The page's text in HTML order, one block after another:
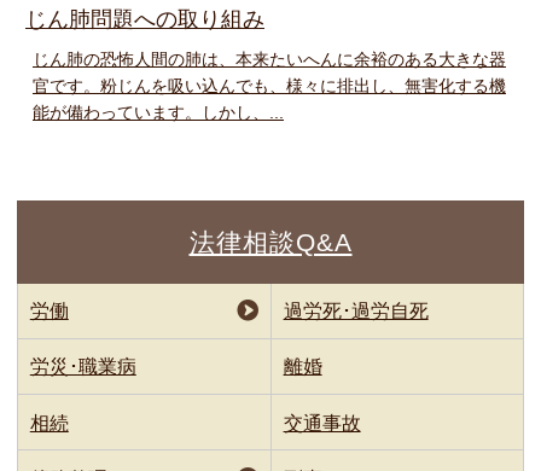
じん肺問題への取り組み
じん肺の恐怖人間の肺は、本来たいへんに余裕のある大きな器
官です。粉じんを吸い込んでも、様々に排出し、無害化する機
能が備わっています。しかし、...
法律相談Q&A
労働 過労死･過労自死
労災･職業病 離婚
相続 交通事故